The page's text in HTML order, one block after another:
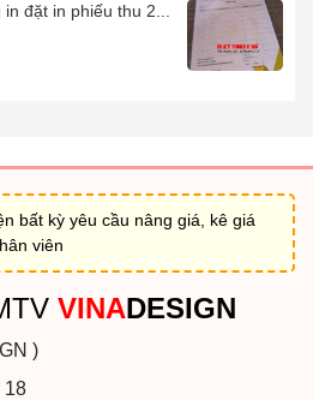
đặt in phiếu thu 2...
bất kỳ yêu cầu nâng giá, kê giá
viên
VINADESIGN
)
18